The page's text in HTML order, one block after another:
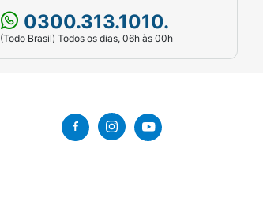
0300.313.1010.
(Todo Brasil) Todos os dias, 06h às 00h